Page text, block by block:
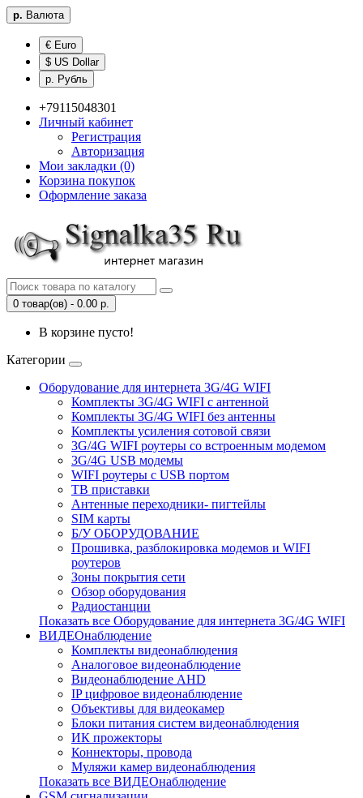
р. Валюта
€ Euro
$ US Dollar
р. Рубль
+79115048301
Личный кабинет
Регистрация
Авторизация
Мои закладки (0)
Корзина покупок
Оформление заказа
0 товар(ов) - 0.00 р.
В корзине пусто!
Категории
Оборудование для интернета 3G/4G WIFI
Комплекты 3G/4G WIFI с антенной
Комплекты 3G/4G WIFI без антенны
Комплекты усиления сотовой связи
3G/4G WIFI роутеры со встроенным модемом
3G/4G USB модемы
WIFI роутеры с USB портом
ТВ приставки
Антенные переходники- пигтейлы
SIM карты
Б/У ОБОРУДОВАНИЕ
Прошивка, разблокировка модемов и WIFI
роутеров
Зоны покрытия сети
Обзор оборудования
Радиостанции
Показать все Оборудование для интернета 3G/4G WIFI
ВИДЕОнаблюдение
Комплекты видеонаблюдения
Аналоговое видеонаблюдение
Видеонаблюдение AHD
IP цифровое видеонаблюдение
Объективы для видеокамер
Блоки питания систем видеонаблюдения
ИК прожекторы
Коннекторы, провода
Муляжи камер видеонаблюдения
Показать все ВИДЕОнаблюдение